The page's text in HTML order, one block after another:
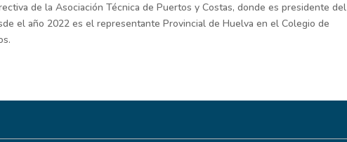
de la Asociación Técnica de Puertos y Costas, donde es presidente del
el año 2022 es el representante Provincial de Huelva en el Colegio de